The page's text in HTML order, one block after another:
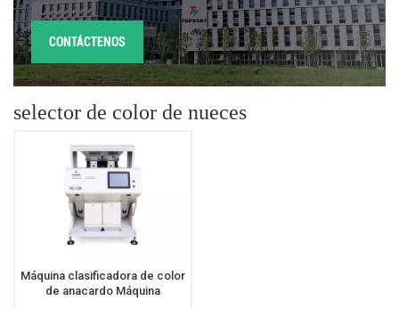
CONTÁCTENOS
selector de color de nueces
Máquina clasificadora de color
de anacardo Máquina